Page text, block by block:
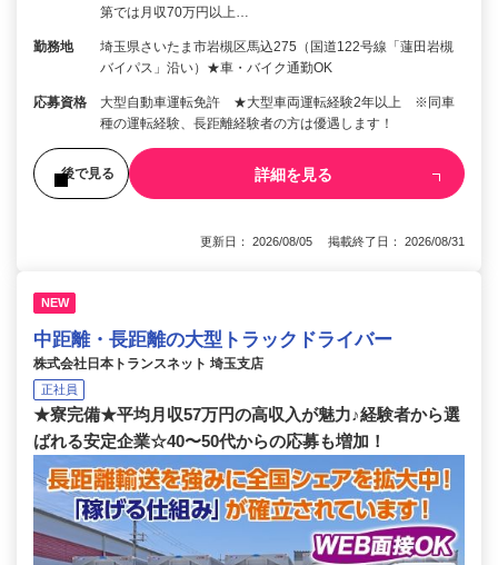
第では月収70万円以上…
勤務地
埼玉県さいたま市岩槻区馬込275（国道122号線「蓮田岩槻
バイパス」沿い）★車・バイク通勤OK
応募資格
大型自動車運転免許 ★大型車両運転経験2年以上 ※同車
種の運転経験、長距離経験者の方は優遇します！
後で見る 詳細を見る
更新日： 2026/08/05 掲載終了日： 2026/08/31
NEW
中距離・長距離の大型トラックドライバー
株式会社日本トランスネット 埼玉支店
正社員
★寮完備★平均月収57万円の高収入が魅力♪経験者から選
ばれる安定企業☆40〜50代からの応募も増加！